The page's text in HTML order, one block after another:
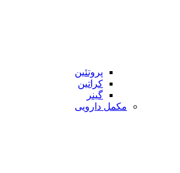
پروتئین
کراتین
گینر
مکمل دارویی